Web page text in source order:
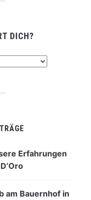
DICH?
Erfahrungen
am Bauernhof in